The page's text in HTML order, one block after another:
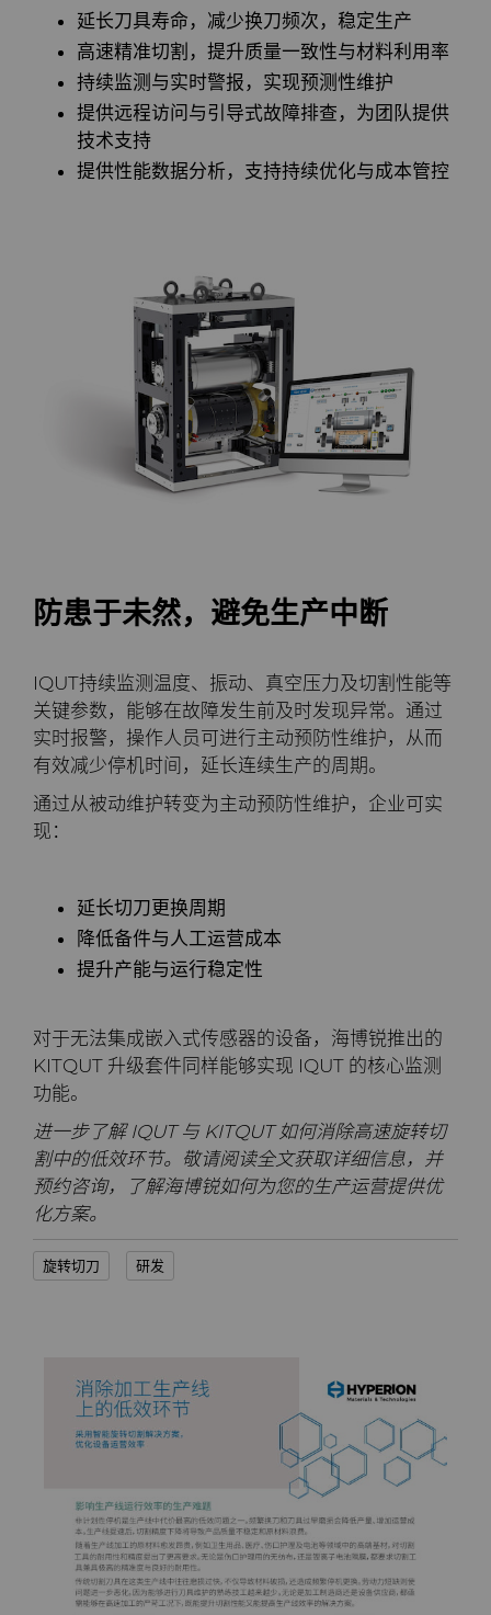
旋转切刀服务与支持
硬质合金长条片坯料
冷成型模具
电子封装连接工具
发动机和变速箱
医疗
硬质合金采矿解决方案
精密测量工具
拉丝模
更多拉丝模坯料
硬质合金模芯烧结坯料和精磨坯
料
DuraNib™ 硬质合金模芯
Versimax™
6UDPlus钢帘线拉拔牌号
延长刀具寿命，减少换刀频次，稳定生产
高速精准切割，提升质量一致性与材料利用率
持续监测与实时警报，实现预测性维护
提供远程访问与引导式故障排查，为团队提供
技术支持
提供性能数据分析，支持持续优化与成本管控
防患于未然，避免生产中断
IQUT持续监测温度、振动、真空压力及切割性能等
关键参数，能够在故障发生前及时发现异常。通过
实时报警，操作人员可进行主动预防性维护，从而
有效减少停机时间，延长连续生产的周期。
通过从被动维护转变为主动预防性维护，企业可实
现：
延长切刀更换周期
降低备件与人工运营成本
提升产能与运行稳定性
对于无法集成嵌入式传感器的设备，海博锐推出的
KITQUT 升级套件同样能够实现 IQUT 的核心监测
功能。
进一步了解 IQUT 与 KITQUT 如何消除高速旋转切
割中的低效环节。敬请阅读全文获取详细信息，并
预约咨询，了解海博锐如何为您的生产运营提供优
化方案。
旋转切刀 研发